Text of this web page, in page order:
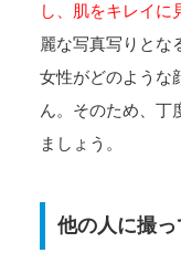
し、肌をキレイに
麗な写真写りとな
女性がどのような
ん。そのため、丁
ましょう。
他の人に撮